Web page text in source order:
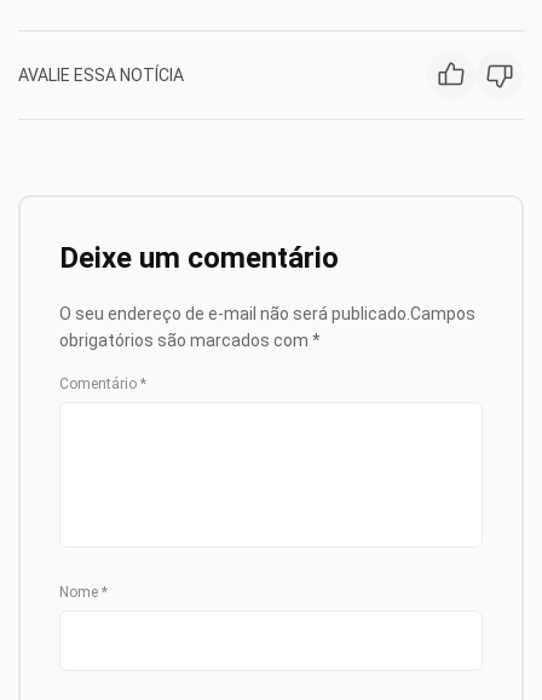
AVALIE ESSA NOTÍCIA
Deixe um comentário
O seu endereço de e-mail não será publicado. Campos
obrigatórios são marcados com *
Comentário *
Nome *